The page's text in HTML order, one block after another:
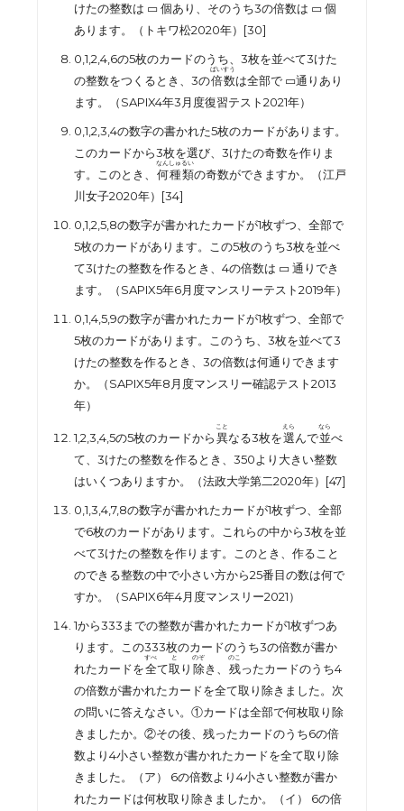
けたの整数は ▭ 個あり、そのうち3の倍数は ▭ 個
あります。（トキワ松2020年）[30]
0,1,2,4,6の5枚のカードのうち、3枚を並べて3けた
の整数をつくるとき、3の倍数
ばいすう
は全部で ▭通りあり
ます。（SAPIX4年3月度復習テスト2021年）
0,1,2,3,4の数字の書かれた5枚のカードがあります。
このカードから3枚を選び、3けたの奇数を作りま
す。このとき、 何種類
なんしゅるい
の奇数ができますか。（江戸
川女子2020年）[34]
0,1,2,5,8の数字が書かれたカードが1枚ずつ、全部で
5枚のカードがあります。この5枚のうち3枚を並べ
て3けたの整数を作るとき、4の倍数は ▭ 通りでき
ます。（SAPIX5年6月度マンスリーテスト2019年）
0,1,4,5,9の数字が書かれたカードが1枚ずつ、全部で
5枚のカードがあります。このうち、3枚を並べて3
けたの整数を作るとき、3の倍数は何通りできます
か。（SAPIX5年8月度マンスリー確認テスト2013
年）
1,2,3,4,5の5枚のカードから異
こと
なる3枚を選
えら
んで並
なら
べ
て、3けたの整数を作るとき、350より大きい整数
はいくつありますか。（法政大学第二2020年）[47]
0,1,3,4,7,8の数字が書かれたカードが1枚ずつ、全部
で6枚のカードがあります。これらの中から3枚を並
べて3けたの整数を作ります。このとき、作ること
のできる整数の中で小さい方から25番目の数は何で
すか。（SAPIX6年4月度マンスリー2021）
1から333までの整数が書かれたカードが1枚ずつあ
ります。この333枚のカードのうち3の倍数が書か
れたカードを全
すべ
て取
と
り 除
のぞ
き、 残
のこ
ったカードのうち4
の倍数が書かれたカードを全て取り除きました。次
の問いに答えなさい。①カードは全部で何枚取り除
きましたか。②その後、残ったカードのうち6の倍
数より4小さい整数が書かれたカードを全て取り除
きました。（ア）
6の倍数より4小さい整数が書か
れたカードは何枚取り除きましたか。（イ）
6の倍